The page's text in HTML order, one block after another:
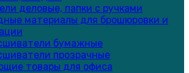
деловые, папки с ручками
материалы для брошюровки и
бумажные
прозрачные
товары для офиса